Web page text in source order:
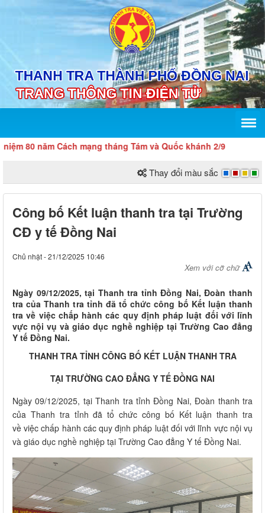
Cách mạng tháng Tám và Quốc khánh 2/9
Thay đổi màu sắc
Công bố Kết luận thanh tra tại Trường
CĐ y tế Đồng Nai
Chủ nhật - 21/12/2025 10:46
Xem với cỡ chữ
Ngày 09/12/2025, tại Thanh tra tỉnh Đồng Nai, Đoàn thanh
tra của Thanh tra tỉnh đã tổ chức công bố Kết luận thanh
tra về việc chấp hành các quy định pháp luật đối với lĩnh
vực nội vụ và giáo dục nghề nghiệp tại Trường Cao đẳng
Y tế Đồng Nai.
THANH TRA TỈNH CÔNG BỐ KẾT LUẬN THANH TRA
TẠI TRƯỜNG CAO ĐẲNG Y TẾ ĐỒNG NAI
Ngày 09/12/2025, tại Thanh tra tỉnh Đồng Nai, Đoàn thanh tra
của Thanh tra tỉnh đã tổ chức công bố Kết luận thanh tra
về việc chấp hành các quy định pháp luật đối với lĩnh vực nội vụ
và giáo dục nghề nghiệp tại Trường Cao đẳng Y tế Đồng Nai.